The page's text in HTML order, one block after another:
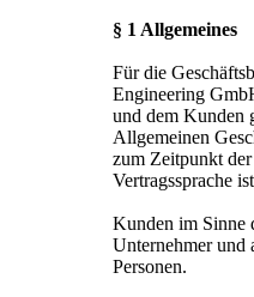
§ 1 Allgemeines
Für die
Engineering
und dem Kunden
Allgemeinen
zum Zeitpunkt
Vertragssprache
Kunden im Sinne
Unternehmer und
Personen.